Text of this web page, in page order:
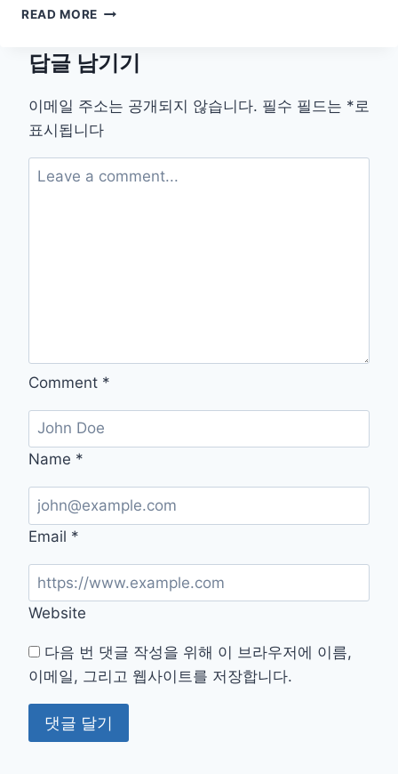
READ MORE 65
상
독!
알
뜰
폰
부
요
금
답글 남기기
이메일 주소는 공개되지 않습니다. 필수 필드는 * 로
표시됩니다
Comment *
Name *
Email *
Website
다음 번 댓글 작성을 위해 이 브라우저에 이름,
이메일, 그리고 웹사이트를 저장합니다.